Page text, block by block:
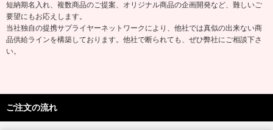
短納期名入れ、複数商品のご提案、オリジナル商品の企画開発など、難しいご
要望にもお応えします。
当社独自の提携サプライヤーネットワークにより、他社では真似の出来ない商
品供給ラインを構築しております。他社で断られても、ぜひ弊社にご相談下さ
い。
ご注文の流れ